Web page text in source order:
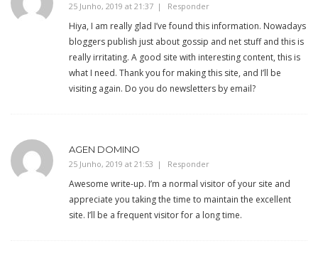
25 Junho, 2019 at 21:37 Responder
Hiya, I am really glad I’ve found this information. Nowadays
bloggers publish just about gossip and net stuff and this is
really irritating. A good site with interesting content, this is
what I need. Thank you for making this site, and I’ll be
visiting again. Do you do newsletters by email?
AGEN DOMINO
25 Junho, 2019 at 21:53 Responder
Awesome write-up. I’m a normal visitor of your site and
appreciate you taking the time to maintain the excellent
site. I’ll be a frequent visitor for a long time.